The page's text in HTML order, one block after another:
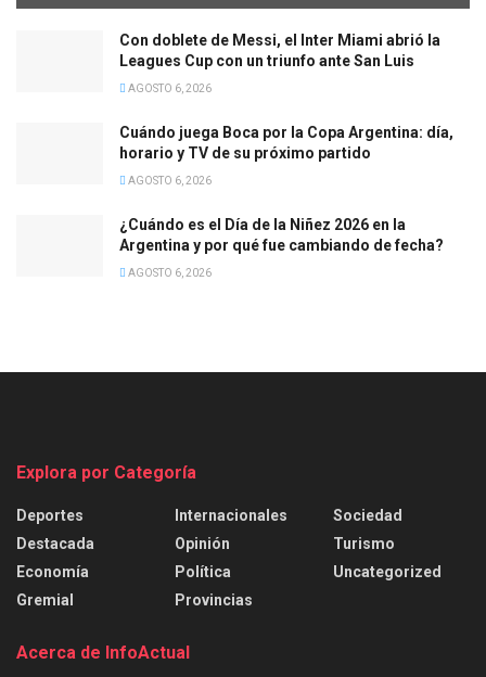
Con doblete de Messi, el Inter Miami abrió la
Leagues Cup con un triunfo ante San Luis
AGOSTO 6, 2026
Cuándo juega Boca por la Copa Argentina: día,
horario y TV de su próximo partido
AGOSTO 6, 2026
¿Cuándo es el Día de la Niñez 2026 en la
Argentina y por qué fue cambiando de fecha?
AGOSTO 6, 2026
Explora por Categoría
Deportes
Destacada
Economía
Gremial
Internacionales
Opinión
Política
Provincias
Sociedad
Turismo
Uncategorized
Acerca de InfoActual